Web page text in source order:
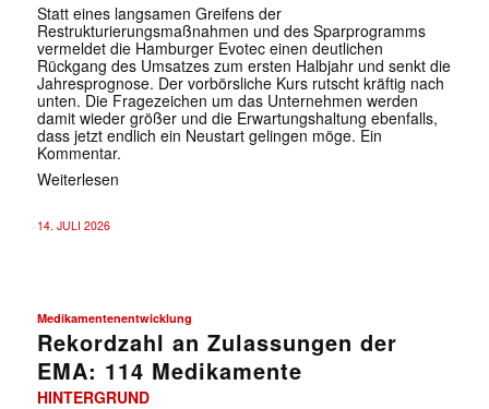
Statt eines langsamen Greifens der
Restrukturierungsmaßnahmen und des Sparprogramms
vermeldet die Hamburger Evotec einen deutlichen
Rückgang des Umsatzes zum ersten Halbjahr und senkt die
Jahresprognose. Der vorbörsliche Kurs rutscht kräftig nach
unten. Die Fragezeichen um das Unternehmen werden
damit wieder größer und die Erwartungshaltung ebenfalls,
dass jetzt endlich ein Neustart gelingen möge. Ein
Kommentar.
Weiterlesen
14. JULI 2026
Medikamentenentwicklung
Rekordzahl an Zulassungen der
EMA: 114 Medikamente
HINTERGRUND